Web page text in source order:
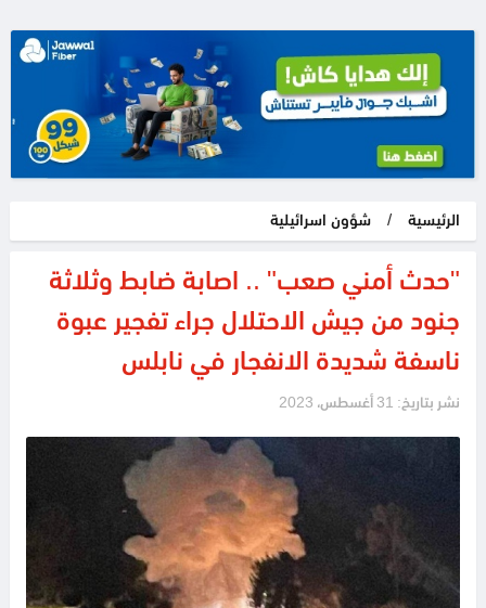
الرئيسية / شؤون اسرائيلية
"حدث أمني صعب" .. اصابة ضابط وثلاثة
جنود من جيش الاحتلال جراء تفجير عبوة
ناسفة شديدة الانفجار في نابلس
نشر بتاريخ: 31 أغسطس، 2023